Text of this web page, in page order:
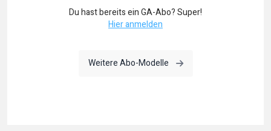
Du hast bereits ein GA-Abo? Super!
Hier anmelden
Weitere Abo-Modelle